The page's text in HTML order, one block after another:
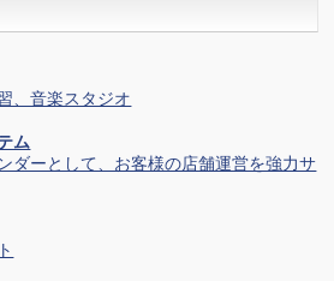
、音楽スタジオ
ム
ダーとして、お客様の店舗運営を強力サ